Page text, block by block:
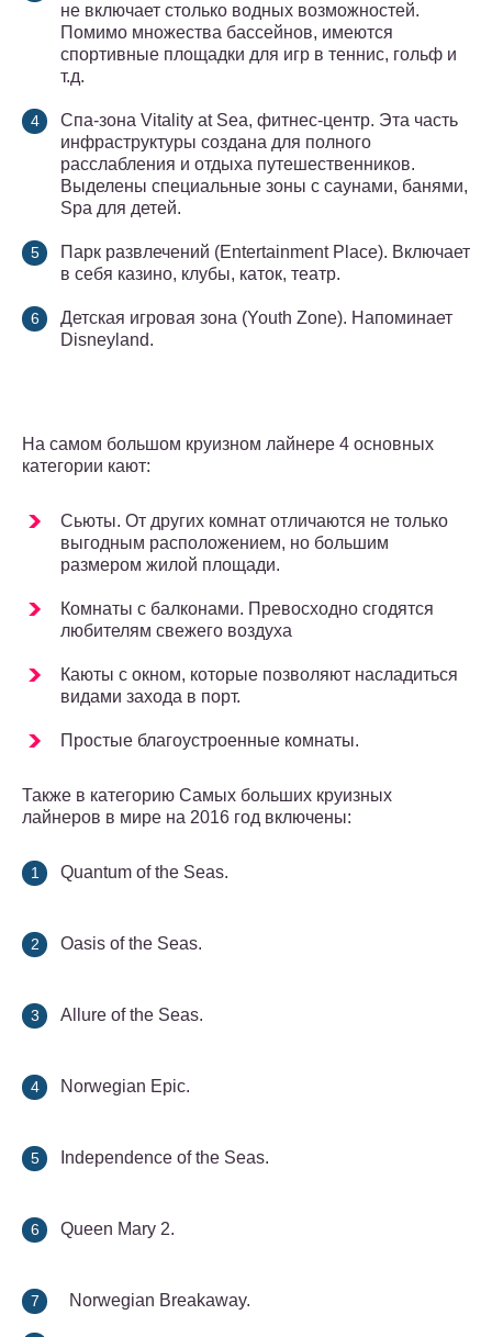
не включает столько водных возможностей.
Помимо множества бассейнов, имеются
спортивные площадки для игр в теннис, гольф и
т.д.
Спа-зона Vitality at Sea, фитнес-центр. Эта часть
инфраструктуры создана для полного
расслабления и отдыха путешественников.
Выделены специальные зоны с саунами, банями,
Spa для детей.
Парк развлечений (Entertainment Place). Включает
в себя казино, клубы, каток, театр.
Детская игровая зона (Youth Zone). Напоминает
Disneyland.
На самом большом круизном лайнере 4 основных
категории кают:
Сьюты. От других комнат отличаются не только
выгодным расположением, но большим
размером жилой площади.
Комнаты с балконами. Превосходно сгодятся
любителям свежего воздуха
Каюты с окном, которые позволяют насладиться
видами захода в порт.
Простые благоустроенные комнаты.
Также в категорию Самых больших круизных
лайнеров в мире на 2016 год включены:
Quantum of the Seas.
Oasis of the Seas.
Allure of the Seas.
Norwegian Epic.
Independence of the Seas.
Queen Mary 2.
Norwegian Breakaway.